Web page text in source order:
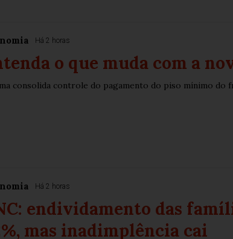
Há 2 horas
o que muda com a
consolida controle do pagamento do piso mínimo do
Há 2 horas
endividamento das
mas inadimplência cai